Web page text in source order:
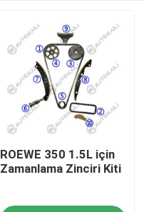
ROEWE 350 1.5L için
Zamanlama Zinciri Kiti